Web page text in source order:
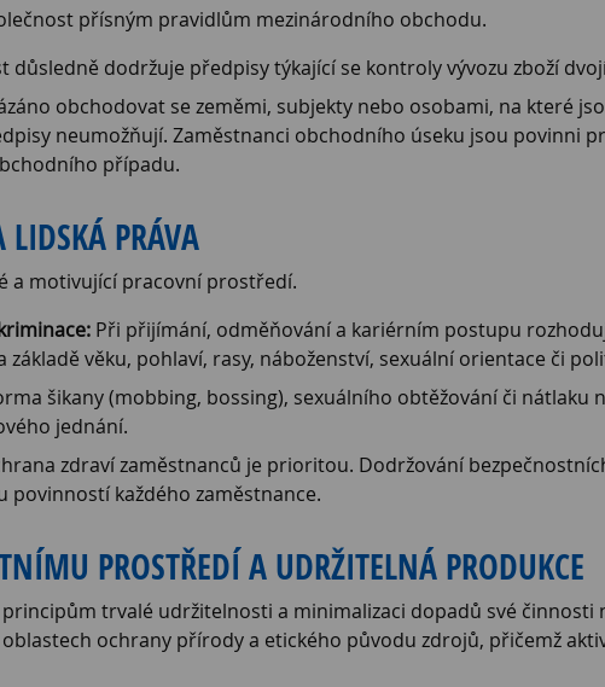
přísným pravidlům mezinárodního obchodu.
důsledně dodržuje předpisy týkající se kontroly vývozu zboží
obchodovat se zeměmi, subjekty nebo osobami, na které
neumožňují. Zaměstnanci obchodního úseku jsou povinni
případu.
LIDSKÁ PRÁVA
a motivující pracovní prostředí.
Při přijímání, odměňování a kariérním postupu
věku, pohlaví, rasy, náboženství, sexuální orientace či
šikany (mobbing, bossing), sexuálního obtěžování či nátlaku
jednání.
zdraví zaměstnanců je prioritou. Dodržování
povinností každého zaměstnance.
PROSTŘEDÍ A UDRŽITELNÁ PRODUKCE
principům trvalé udržitelnosti a minimalizaci dopadů své
ochrany přírody a etického původu zdrojů, přičemž